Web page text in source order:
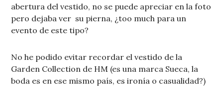
abertura del vestido, no se puede apreciar en la foto
pero dejaba ver su pierna, ¿too much para un
evento de este tipo?
No he podido evitar recordar el vestido de la
Garden Collection de HM (es una marca Sueca, la
boda es en ese mismo país, es ironía o casualidad?)